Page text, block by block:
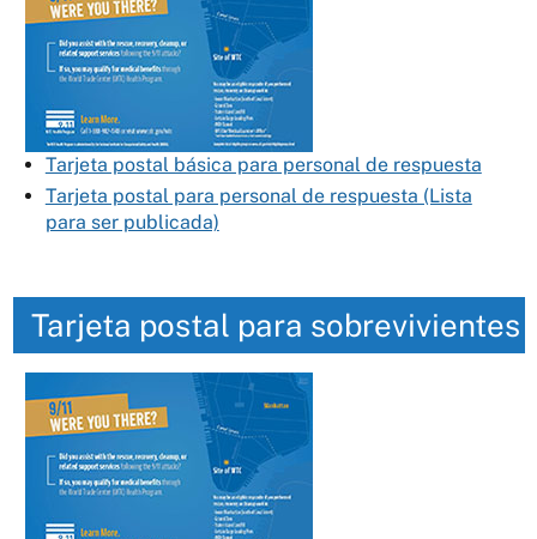
Tarjeta postal básica para personal de respuesta
Tarjeta postal para personal de respuesta (Lista
para ser publicada)
Tarjeta postal para sobrevivientes